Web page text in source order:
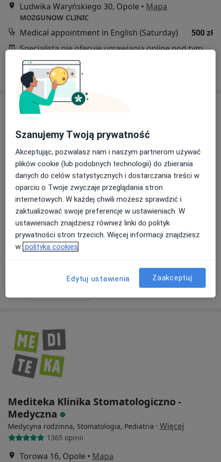
Ludwika Waryńskiego 30, Opole • Mapa
MOZGUNOW CLINIC
Medical appointment in English (Saturday)
500 zł
Specjalista nie oferuje umawiania online pod tym adresem.
Poproś o wizytę
lek. Piotr Bator
W trakcie specjalizacji (Lekarz rodzinny) · Więcej
10 opinii
Ozimska 53 lok. 2, Opole• Mapa
SICIAK MED
Konsultacja lekarza rodzinnego
Specjalista nie oferuje umawiania online pod tym adresem.
Mediteka Klinika Stomatologiczno -
Medyczna
Medycyna rodzinna, Stomatologia, Pediatria · Więcej
1365 opinii
Torowa 16, Opole • Mapa
Szanujemy Twoją prywatność
Akceptując, pozwalasz nam i naszym partnerom używać
plików cookie (lub podobnych technologii) do zbierania
danych do celów statystycznych i dostarczania treści w
oparciu o Twoje zwyczaje przeglądania stron
internetowych. W każdej chwili możesz sprawdzić i
zaktualizować swoje preferencje w ustawieniach. W
ustawieniach znajdziesz również linki do polityk
prywatności stron trzecich. Więcej informacji znajdziesz
w polityka cookies
Edytuj ustawienia Zaakceptuj